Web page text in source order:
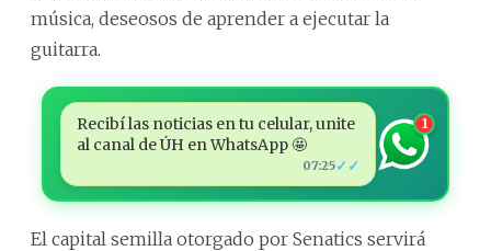
música, deseosos de aprender a ejecutar la
guitarra.
Recibí las noticias en tu celular, unite
al canal de ÚH en WhatsApp 🤩
07:25✓✓
1
El capital semilla otorgado por Senatics servirá